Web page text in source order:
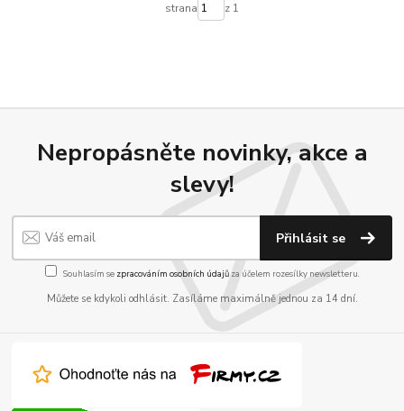
strana z 1
Nepropásněte novinky, akce a
slevy!
Přihlásit se
Souhlasím se zpracováním osobních údajůza účelem rozesílky newsletteru.
Můžete se kdykoli odhlásit. Zasíláme maximálně jednou za 14 dní.